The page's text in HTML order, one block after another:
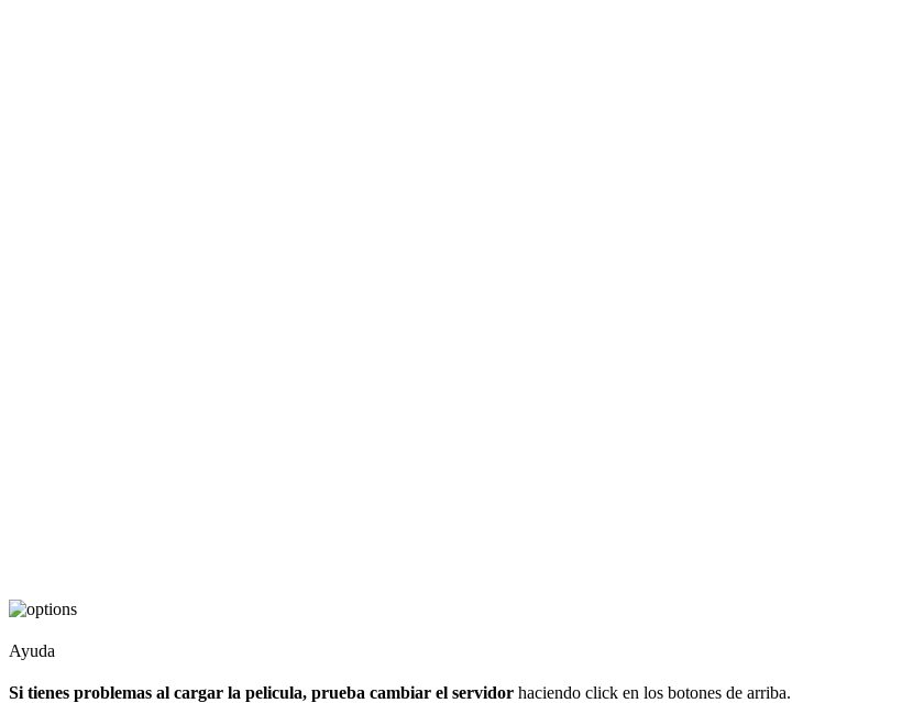
Ayuda
Si tienes problemas al cargar la pelicula, prueba cambiar el servidor haciendo click en los botones de arriba.